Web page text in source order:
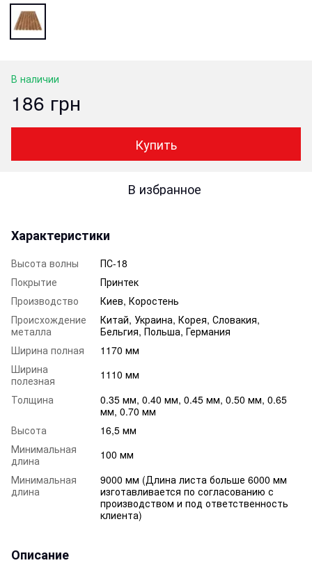
В наличии
186 грн
Купить
В избранное
Характеристики
Высота волны
ПС-18
Покрытие
Принтек
Производство
Киев, Коростень
Происхождение
металла
Китай, Украина, Корея, Словакия,
Бельгия, Польша, Германия
Ширина полная
1170 мм
Ширина
полезная
1110 мм
Толщина
0.35 мм, 0.40 мм, 0.45 мм, 0.50 мм, 0.65
мм, 0.70 мм
Высота
16,5 мм
Минимальная
длина
100 мм
Минимальная
длина
9000 мм (Длина листа больше 6000 мм
изготавливается по согласованию с
производством и под ответственность
клиента)
Описание